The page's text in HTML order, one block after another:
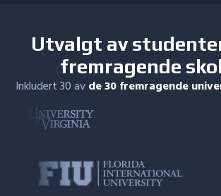
Utvalgt av
fremragende
Inkludert 30 avde 30 fremragende